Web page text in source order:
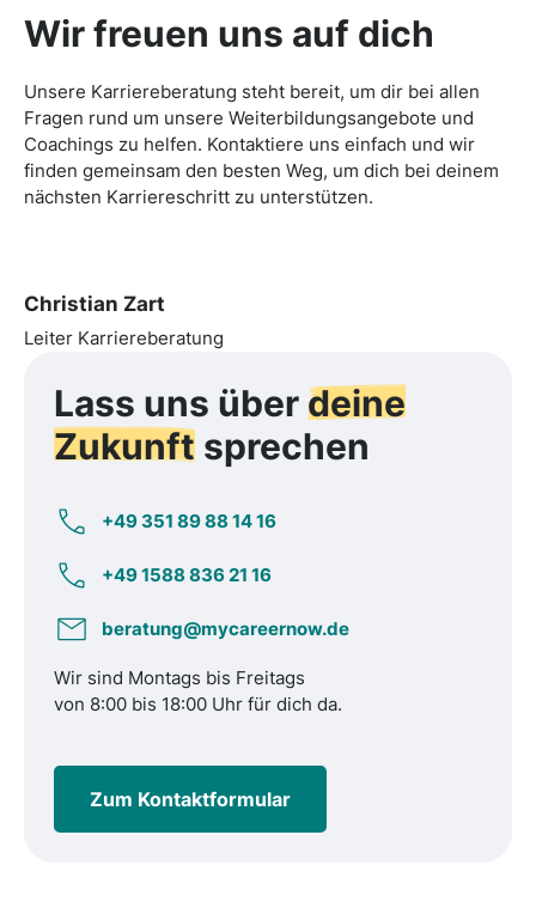
Wir freuen uns auf dich
Unsere Karriereberatung steht bereit, um dir bei allen
Fragen rund um unsere Weiterbildungsangebote und
Coachings zu helfen. Kontaktiere uns einfach und wir
finden gemeinsam den besten Weg, um dich bei deinem
nächsten Karriereschritt zu unterstützen.
Christian Zart
Leiter Karriereberatung
Lass uns überdeine
Zukunft sprechen
+49 351 89 88 14 16
+49 1588 836 21 16
beratung@mycareernow.de
Wir sind Montags bis Freitags
von 8:00 bis 18:00 Uhr für dich da.
Zum Kontaktformular